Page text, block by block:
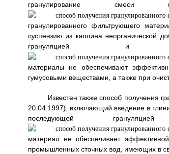
гранулирование
гранулированного фильтрующего
суспензию из каолина неорганической
грануляцией и
материалы не обеспечивают
гумусовыми веществами, а также при
Известен также способ получения
20.04.1997), включающий введение в
последующей
материал не обеспечивает
промышленных сточных вод, имеющих в